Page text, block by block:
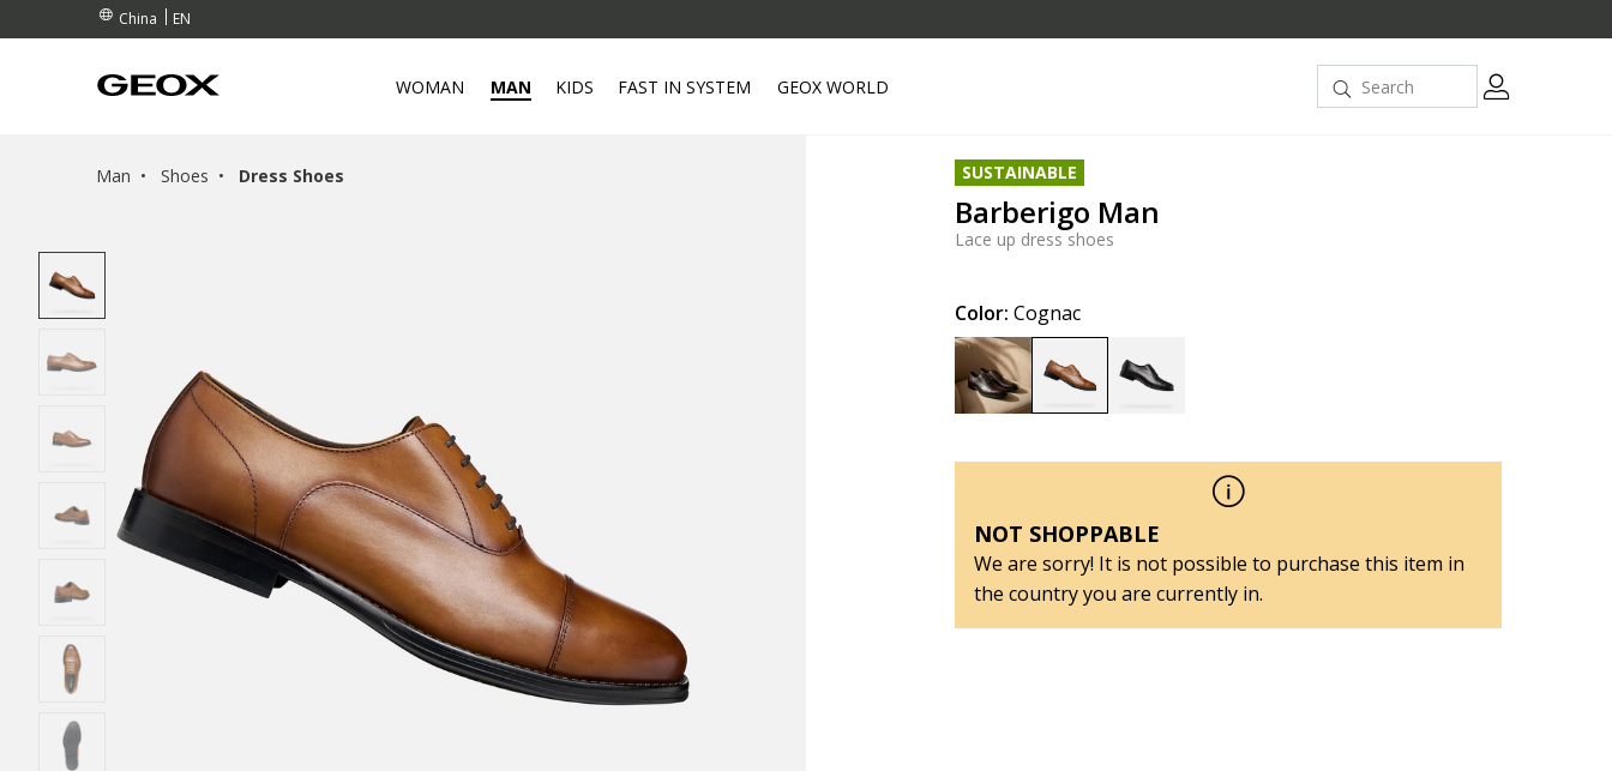
China EN
WOMAN MAN KIDS FAST IN SYSTEM GEOX WORLD
Man Shoes Dress Shoes SUSTAINABLE
Barberigo Man
Lace up dress shoes
Color: Cognac
NOT SHOPPABLE
We are sorry! It is not possible to purchase this item in
the country you are currently in.